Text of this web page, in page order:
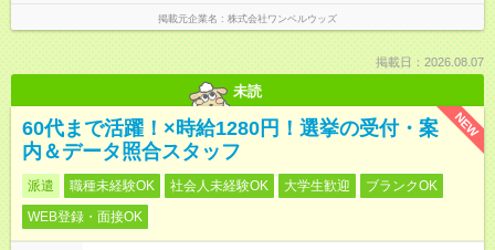
掲載元企業名 株式会社ワンベルウッズ
掲載日：2026.08.07
未読
NEW
60代まで活躍！×時給1280円！選挙の受付・案
内＆データ照合スタッフ
派遣 職種未経験OK 社会人未経験OK 大学生歓迎
ブランクOK
WEB登録・面接OK